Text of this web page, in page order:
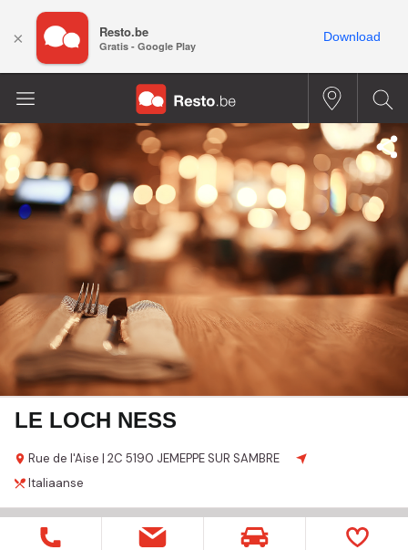
LE LOCH NESS
Rue de l'Aise | 2C 5190 JEMEPPE SUR SAMBRE
Italiaanse
× Resto.be
Gratis - Google Play
Download